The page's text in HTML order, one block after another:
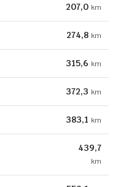
207,0 km
274,8 km
315,6 km
372,3 km
383,1 km
439,7
km